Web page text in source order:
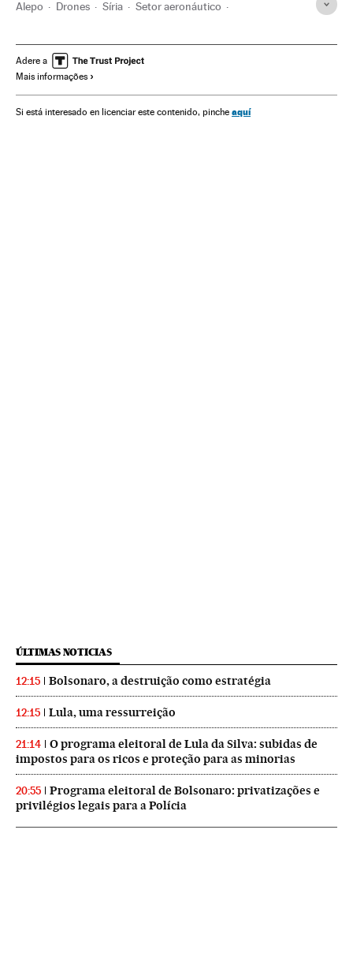
Alepo Drones Síria Setor aeronáutico
Adere a
Mais informações
Si está interesado en licenciar este contenido, pinche aquí
ÚLTIMAS NOTICIAS
12:15 Bolsonaro, a destruição como estratégia
12:15 Lula, uma ressurreição
21:14
O programa eleitoral de Lula da Silva: subidas de
impostos para os ricos e proteção para as minorias
20:55
Programa eleitoral de Bolsonaro: privatizações e
privilégios legais para a Polícia